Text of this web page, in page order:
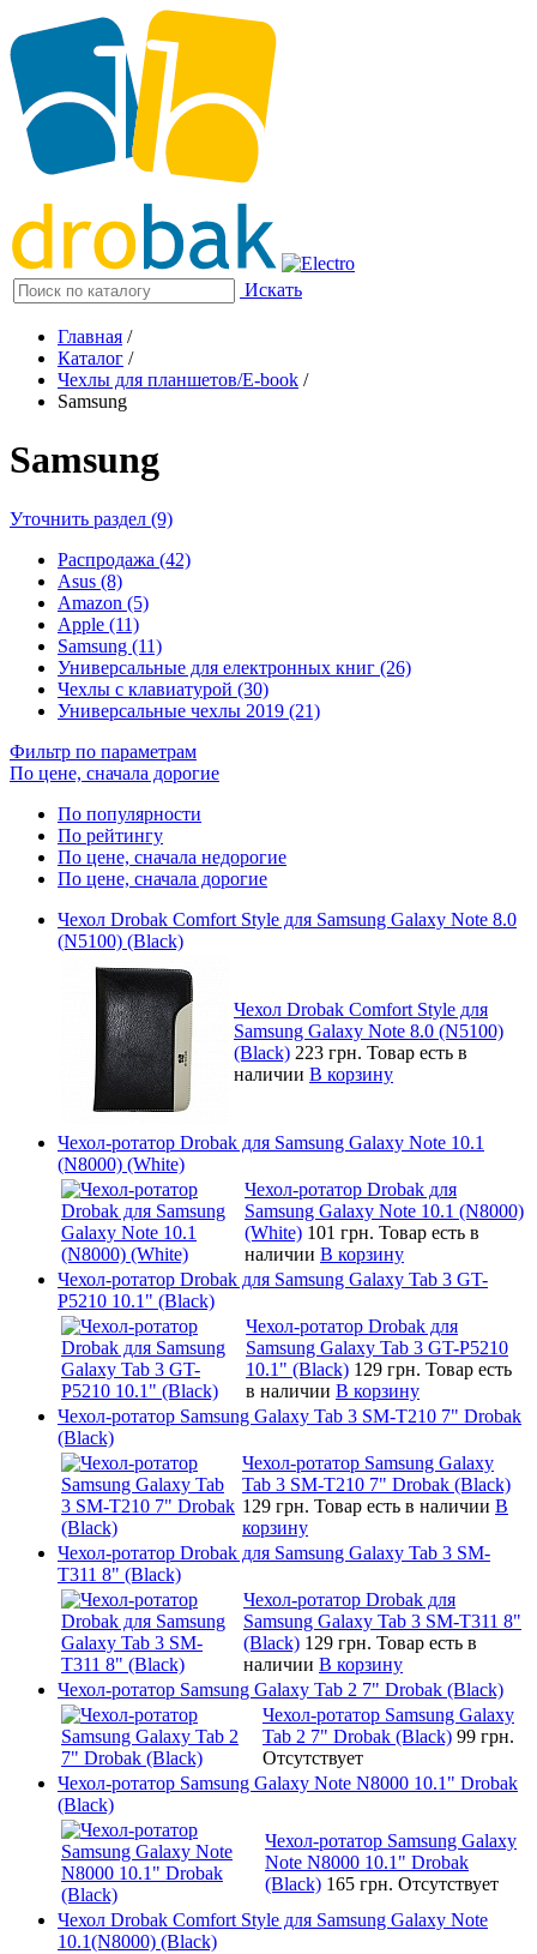
Искать
Главная /
Каталог /
Чехлы для планшетов/E-book /
Samsung
Samsung
Уточнить раздел (9)
Распродажа (42)
Asus (8)
Amazon (5)
Apple (11)
Samsung (11)
Универсальные для електронных книг (26)
Чехлы с клавиатурой (30)
Универсальные чехлы 2019 (21)
Фильтр по параметрам
По цене, сначала дорогие
По популярности
По рейтингу
По цене, сначала недорогие
По цене, сначала дорогие
Чехол Drobak Comfort Style для Samsung Galaxy Note 8.0
(N5100) (Black)
Чехол Drobak Comfort Style для
Samsung Galaxy Note 8.0 (N5100)
(Black) 223 грн. Товар есть в
наличии В корзину
Чехол-ротатор Drobak для Samsung Galaxy Note 10.1
(N8000) (White)
Чехол-ротатор Drobak для
Samsung Galaxy Note 10.1 (N8000)
(White) 101 грн. Товар есть в
наличии В корзину
Чехол-ротатор Drobak для Samsung Galaxy Tab 3 GT-
P5210 10.1" (Black)
Чехол-ротатор Drobak для
Samsung Galaxy Tab 3 GT-P5210
10.1" (Black) 129 грн. Товар есть
в наличии В корзину
Чехол-ротатор Samsung Galaxy Tab 3 SM-T210 7" Drobak
(Black)
Чехол-ротатор Samsung Galaxy
Tab 3 SM-T210 7" Drobak (Black)
129 грн. Товар есть в наличии В
корзину
Чехол-ротатор Drobak для Samsung Galaxy Tab 3 SM-
T311 8" (Black)
Чехол-ротатор Drobak для
Samsung Galaxy Tab 3 SM-T311 8"
(Black) 129 грн. Товар есть в
наличии В корзину
Чехол-ротатор Samsung Galaxy Tab 2 7" Drobak (Black)
Чехол-ротатор Samsung Galaxy
Tab 2 7" Drobak (Black) 99 грн.
Отсутствует
Чехол-ротатор Samsung Galaxy Note N8000 10.1" Drobak
(Black)
Чехол-ротатор Samsung Galaxy
Note N8000 10.1" Drobak
(Black) 165 грн. Отсутствует
Чехол Drobak Comfort Style для Samsung Galaxy Note
10.1(N8000) (Black)